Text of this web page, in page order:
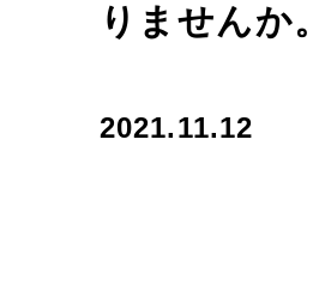
りませんか。
2021.11.12